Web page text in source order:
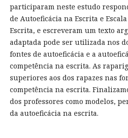
participaram neste estudo
de Autoeficácia na Escrita e
Escrita, e escreveram um texto
adaptada pode ser utilizada nos
fontes de autoeficácia e a
competência na escrita. As
superiores aos dos rapazes nas
competência na escrita.
dos professores como modelos,
da autoeficácia na escrita.